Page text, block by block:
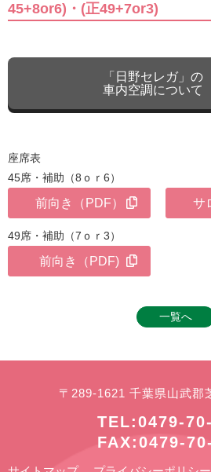
45+8or6)・(正49+7or3)
「日野セレガ」の
車内空調について
座席表
45席・補助（8ｏｒ6）
前向き（PDF） サ
49席・補助（7ｏｒ3）
前向き（PDF)
一覧へ
〒289-1621 千葉県山武郡
TEL:0479-
FAX:0479-